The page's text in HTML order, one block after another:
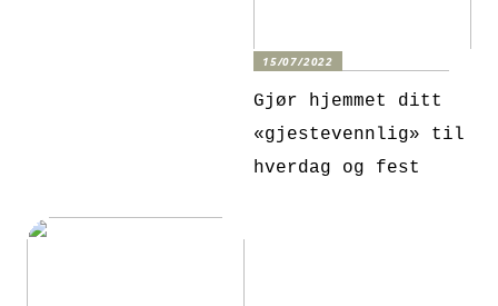
15/07/2022
Gjør hjemmet ditt
«gjestevennlig» til
hverdag og fest